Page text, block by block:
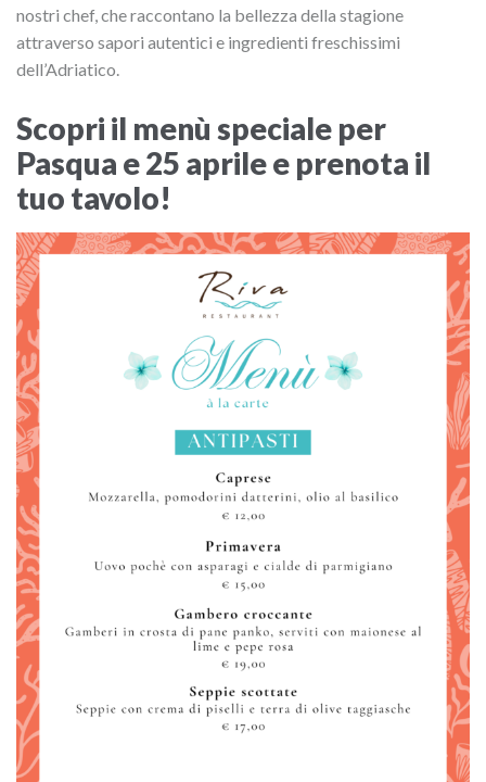
nostri chef, che raccontano la bellezza della stagione
attraverso sapori autentici e ingredienti freschissimi
dell’Adriatico.
Scopri il menù speciale per
Pasqua e 25 aprile e prenota il
tuo tavolo!